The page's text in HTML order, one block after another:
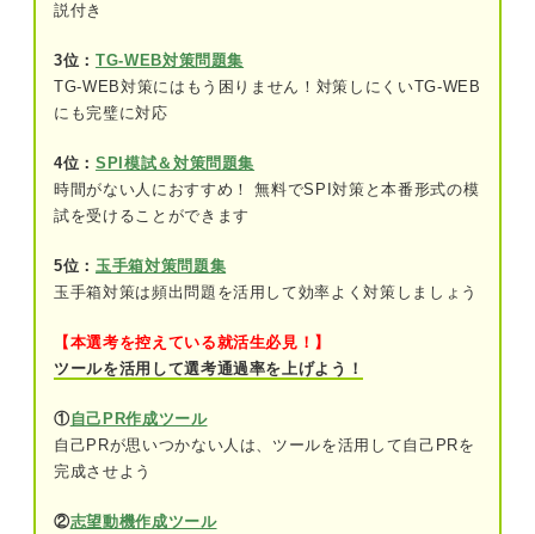
る解き方の解説付き！
問題3（難易度：★★☆☆☆）
問題5（難易度：★★★★☆）
問題6（難易度：★★★★★）
グラフの領域以外の練習問題も解いてみよう！
説付き
3位： TG-WEB対策問題集
TG-WEB対策にはもう困りません！対策しにくいTG-WEB
にも完璧に対応
4位： SPI模試＆対策問題集
時間がない人におすすめ！ 無料でSPI対策と本番形式の模
試を受けることができます
5位： 玉手箱対策問題集
玉手箱対策は頻出問題を活用して効率よく対策しましょう
【本選考を控えている就活生必見！】
ツールを活用して選考通過率を上げよう！
①自己PR作成ツール
自己PRが思いつかない人は、ツールを活用して自己PRを
完成させよう
②志望動機作成ツール